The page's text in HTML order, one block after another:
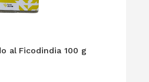
al Ficodindia 100 g